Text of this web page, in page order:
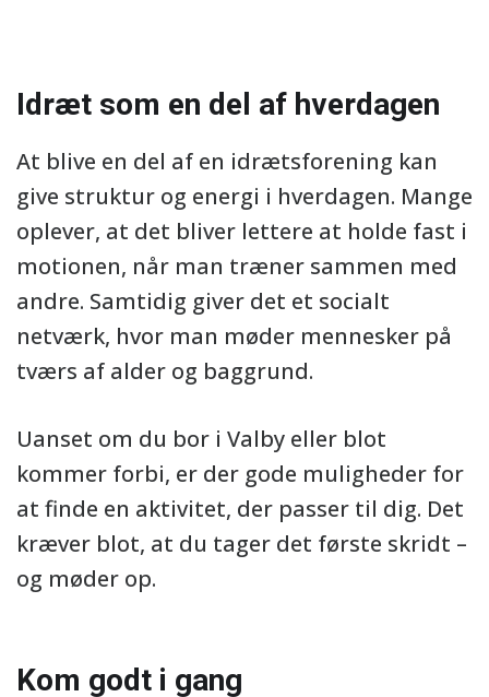
Idræt som en del af hverdagen
At blive en del af en idrætsforening kan
give struktur og energi i hverdagen. Mange
oplever, at det bliver lettere at holde fast i
motionen, når man træner sammen med
andre. Samtidig giver det et socialt
netværk, hvor man møder mennesker på
tværs af alder og baggrund.
Uanset om du bor i Valby eller blot
kommer forbi, er der gode muligheder for
at finde en aktivitet, der passer til dig. Det
kræver blot, at du tager det første skridt –
og møder op.
Kom godt i gang